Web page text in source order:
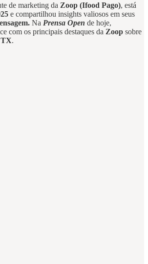
de marketing da Zoop (Ifood Pago), está
e compartilhou insights valiosos em seus
Na Prensa Open de hoje,
com os principais destaques da Zoop sobre
.